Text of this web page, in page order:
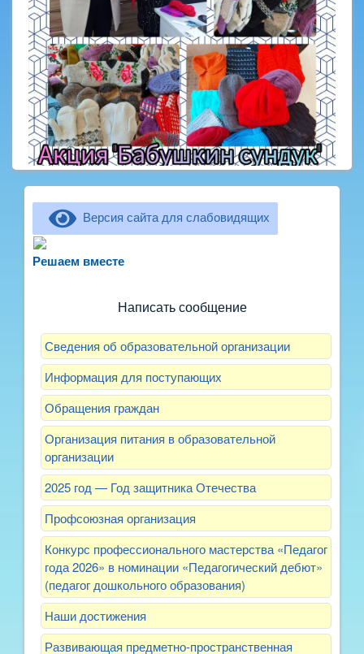
Версия сайта для слабовидящих
Решаем вместерассказать о воспитателях? Знаете, как
Написать сообщение
Сведения об образовательной организации
Информация для поступающих
Обращения граждан
Организация питания в образовательной
организации
2025 год — Год защитника Отечества
Профсоюзная организация
Конкурс профессионального мастерства «Педагог
года 2026» в номинации «Педагогический дебют»
(педагог дошкольного образования)
Наши достижения
Развивающая предметно-пространственная